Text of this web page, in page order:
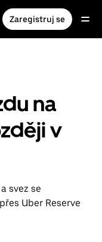
Zaregistruj se
na
v
svez se
Uber Reserve